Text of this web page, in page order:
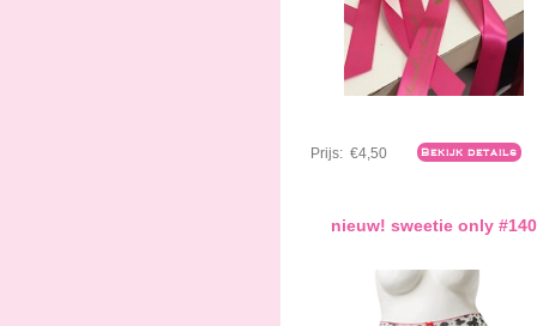
Prijs: €4,50 Bekijk details
nieuw! sweetie only #140